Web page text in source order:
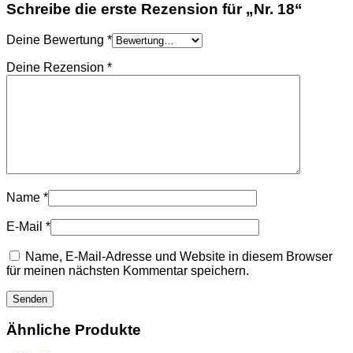
Schreibe die erste Rezension für „Nr. 18“
Deine Bewertung *
Deine Rezension *
Name *
E-Mail *
Name, E-Mail-Adresse und Website in diesem Browser
für meinen nächsten Kommentar speichern.
Ähnliche Produkte